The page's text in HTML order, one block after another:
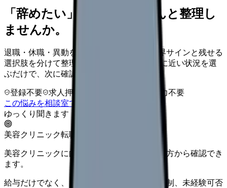
「辞めたい」を、カンゴさんと整理し
ませんか。
退職・休職・異動を急いで決める前に、限界サインと残せる
選択肢を分けて整理します。 「辞めたい」に近い状況を選
ぶだけで、次に確認することまで進めます。
登録不要 求人押し売りなし
病院名は入力不要
この悩みを相談室で整理する
ゆっくり聞きます
美容クリニック転職
美容クリニックに向いているか、条件と働き方から確認でき
ます。
給与だけでなく、ノルマ、土日勤務、教育体制、未経験可否